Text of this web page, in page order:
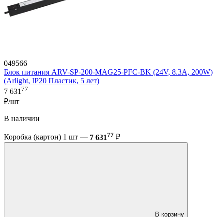
049566
Блок питания ARV-SP-200-MAG25-PFC-BK (24V, 8.3A, 200W)
(Arlight, IP20 Пластик, 5 лет)
7 631 77
₽/шт
В наличии
Коробка (картон) 1 шт — 7 63177 ₽
В корзину